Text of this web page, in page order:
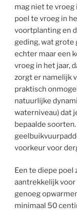
mag niet te vroeg
poel te vroeg in
voortplanting en
geding, wat grote
echter maar een
vroeg in het jaar,
zorgt er namelijk
praktisch
natuurlijke
waterniveau) dat
bepaalde
voorkeur voor
Een te diepe poel
aantrekkelijk voor
genoeg
minimaal 50